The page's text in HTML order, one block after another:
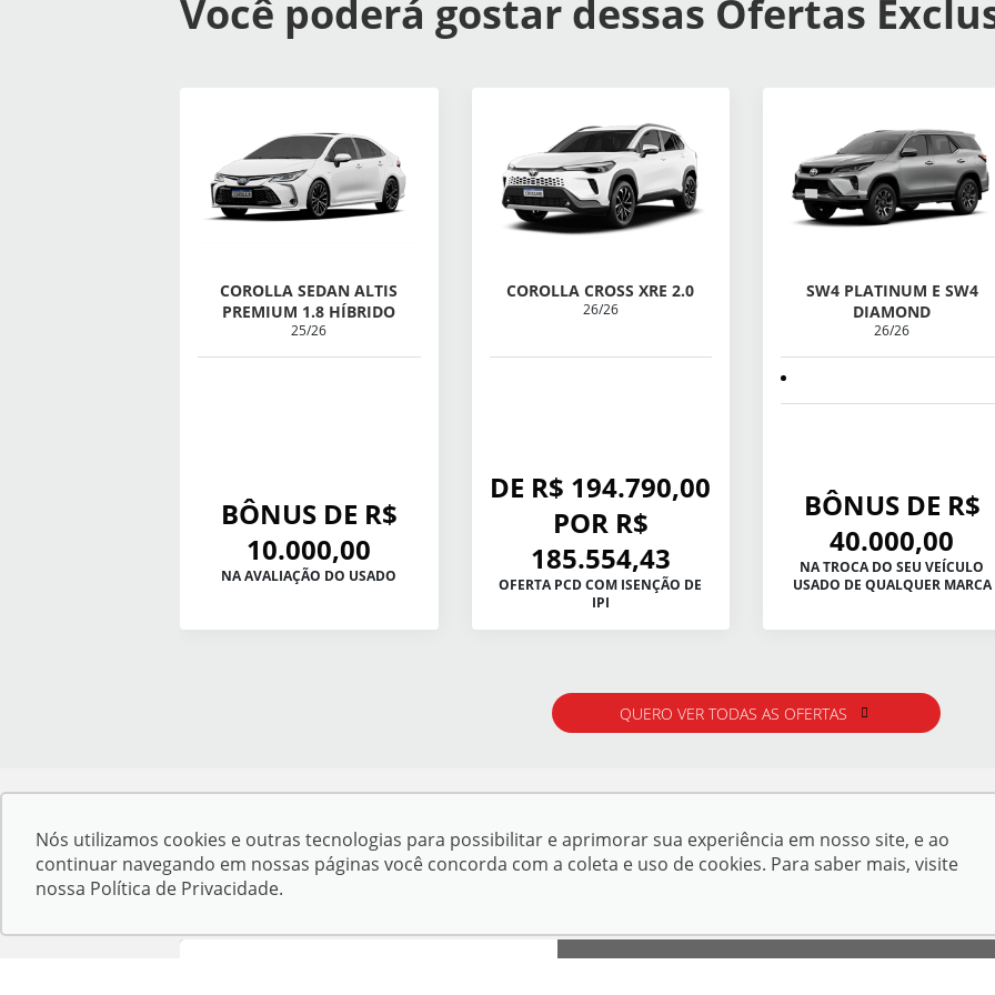
Você poderá gostar dessas Ofertas
COROLLA SEDAN ALTIS
PREMIUM 1.8 HÍBRIDO
25/26
BÔNUS DE R$
10.000,00
NA AVALIAÇÃO DO USADO
COROLLA CROSS XRE 2.0
26/26
DE R$ 194.790,00
POR R$
185.554,43
OFERTA PCD COM ISENÇÃO DE
IPI
SW4 PLATINUM E SW4
DIAMOND
26/26
BÔNUS DE R$
40.000,00
NA TROCA DO SEU VEÍCULO
USADO DE QUALQUER MARCA
QUERO VER TODAS AS OFERTAS
Desacelere, seu bem maior é a vida.
Nós utilizamos cookies e outras tecnologias para possibilitar e aprimorar sua experiência em nosso site, e ao
continuar navegando em nossas páginas você concorda com a coleta e uso de cookies. Para saber mais, visite
nossa Política de Privacidade.